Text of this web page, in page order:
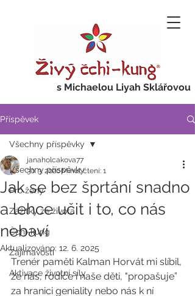
s Michaelou Liyah Sklářovou
Příspěvek
Všechny příspěvky
Pro ženy
Zážitky ze života
Čchi-kung
Zajímavosti
Aktivace životní síly
Všechny příspěvky
Jak se bez šprtání snadno
a lehce učit i to, co nás
nebaví
janaholcakova77
30. 3. 2020Minut čtení: 1
Aktualizováno: 12. 6. 2025
Trenér paměti Kalman Horvát mi slíbil,
že nás, rodiče i naše děti, "propašuje”
za hranici geniality nebo nás k ní